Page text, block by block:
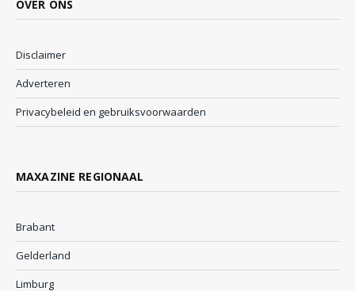
OVER ONS
Disclaimer
Adverteren
Privacybeleid en gebruiksvoorwaarden
MAXAZINE REGIONAAL
Brabant
Gelderland
Limburg